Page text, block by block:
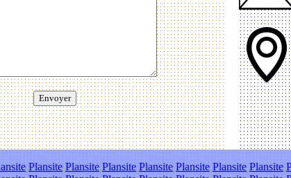
Plansite Plansite Plansite Plansite Plansite Plansite Plansite